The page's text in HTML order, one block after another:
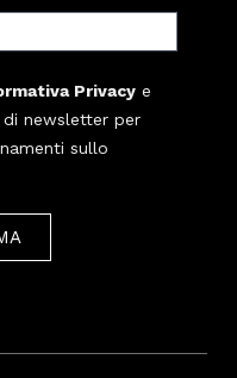
Privacy e
di newsletter per
sullo